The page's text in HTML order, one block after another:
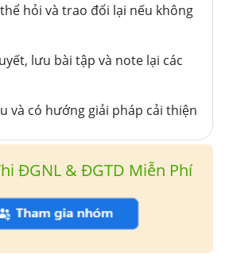
hỏi và trao đổi lại nếu không
lưu bài tập và note lại các
và có hướng giải pháp cải thiện
ĐGNL & ĐGTD Miễn Phí